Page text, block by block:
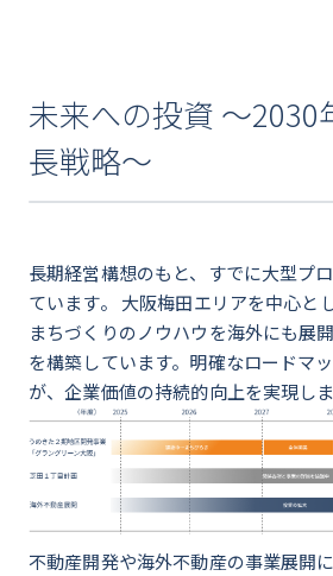
未来への投資 ～2030
長戦略～
長期経営構想のもと、すでに大型プ
ています。 大阪梅田エリアを中心と
まちづくりのノウハウを海外にも展
を構築しています。明確なロードマ
が、企業価値の持続的向上を実現しま
不動産開発や海外不動産の事業展開